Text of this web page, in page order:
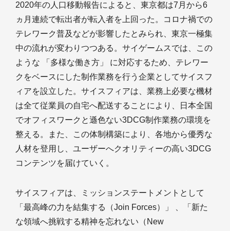
2020年の人口移動報告によると、東京都は7月から6
ヵ月連続で転出者が転入者を上回った。コロナ禍での
テレワーク普及などが影響したとみられ、東京一極集
中の流れが変わりつつある。サイゲームスでは、この
ような 「多様な働き方」 に対応するため、テレワー
クをベースにした制作業務を行う企業としてサイスフ
ィアを設立した。サイスフィアは、業務上必要な機材
は全て従業員の自宅へ配送することにより、日本全国
でオフィスワークと遜色ない3DCG制作業務の環境を
整える。また、この体制構築により、各地から優秀な
人材を登用し、ユーザーへクオリティーの高い3DCG
コンテンツを届けていく。
サイスフィアは、ミッションステートメントとして
「最高峰の力を結集する（Join Forces）」 、「新た
な領域へ挑戦する精神を忘れない（New